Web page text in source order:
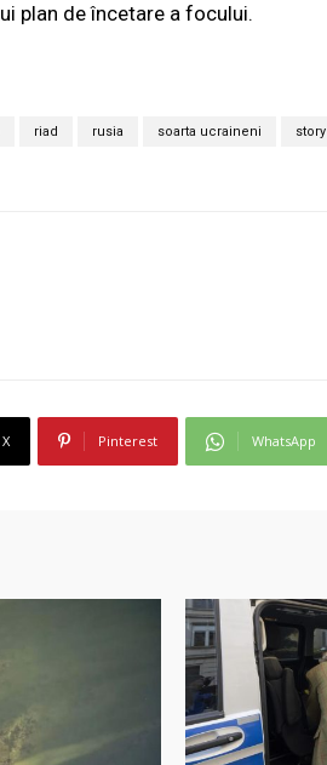
plan de încetare a focului.
riad rusia soarta ucraineni story
X Pinterest WhatsApp